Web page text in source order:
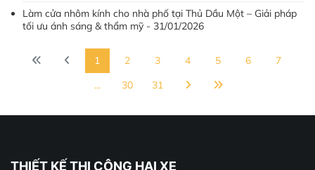
Làm cửa nhôm kính cho nhà phố tại Thủ Dầu Một – Giải pháp
tối ưu ánh sáng & thẩm mỹ - 31/01/2026
1 2 3 4 5 6
7
...
30 31
THIẾT KẾ THI CÔNG HAI XE